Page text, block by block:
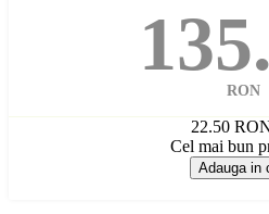
RON
22.50
Cel mai bun
Adauga in